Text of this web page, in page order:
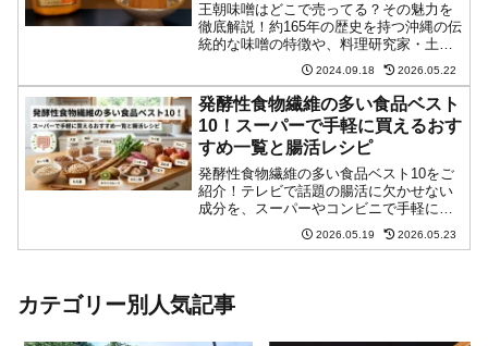
王朝味噌はどこで売ってる？その魅力を
徹底解説！約165年の歴史を持つ沖縄の伝
統的な味噌の特徴や、料理研究家・土井
善晴氏も絶賛する理由、和食から洋食ま
で楽しめるレシピ、正しい保存方法まで
ご紹介。あなたの料理の幅が大きく広が
ること間違いなしです。
2024.09.18 2026.05.22
発酵性食物繊維の多い食品ベスト
10！スーパーで手軽に買えるおす
すめ一覧と腸活レシピ
発酵性食物繊維の多い食品ベスト10をご
紹介！テレビで話題の腸活に欠かせない
成分を、スーパーやコンビニで手軽に買
える食材から厳選しました。オーツ麦な
どの具体的な食材一覧や、ヨーグルトと
2026.05.19 2026.05.23
カテゴリー別人気記事